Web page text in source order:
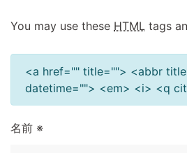
You may use these HTML tags
<a href="" title=""> <abbr
datetime=""> <em> <i> <q
名前 ※